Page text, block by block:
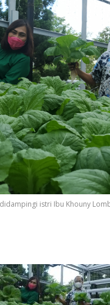
istri Ibu Khouny